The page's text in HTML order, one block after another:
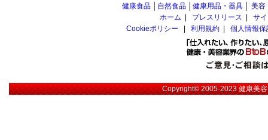
健康食品 自然食品 健康用品・器具 美容
ホーム
プレスリリース
サ
Cookieポリシー
利用規約 個人情報
Copyright© 2005-2023健康美